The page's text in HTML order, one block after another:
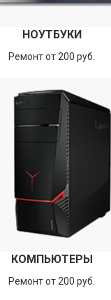
НОУТБУКИ
Ремонт от 200 руб.
КОМПЬЮТЕРЫ
Ремонт от 200 руб.